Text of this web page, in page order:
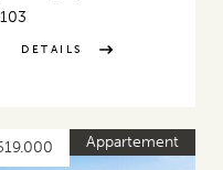
DETAILS
Appartement